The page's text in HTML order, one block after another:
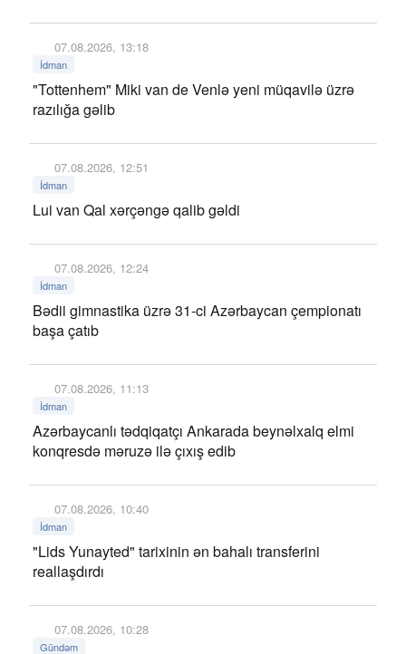
07.08.2026, 13:18
İdman
"Tottenhem" Miki van de Venlə yeni müqavilə üzrə
razılığa gəlib
07.08.2026, 12:51
İdman
Lui van Qal xərçəngə qalib gəldi
07.08.2026, 12:24
İdman
Bədii gimnastika üzrə 31-ci Azərbaycan çempionatı
başa çatıb
07.08.2026, 11:13
İdman
Azərbaycanlı tədqiqatçı Ankarada beynəlxalq elmi
konqresdə məruzə ilə çıxış edib
07.08.2026, 10:40
İdman
"Lids Yunayted" tarixinin ən bahalı transferini
reallaşdırdı
07.08.2026, 10:28
Gündəm